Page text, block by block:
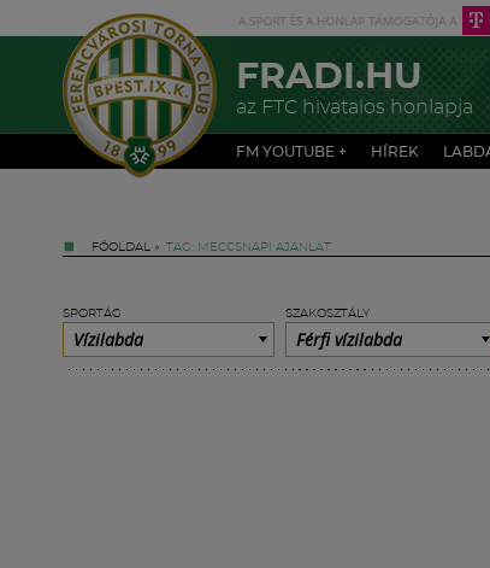
FRADI.HU
az FTC hivatalos honlapja
FM YOUTUBE + HÍREK
FŐOLDAL » TAG: MECCSNAPI AJÁNLAT
SPORTÁG
Vízilabda
SZAKOSZTÁLY
Férfi vízilabda